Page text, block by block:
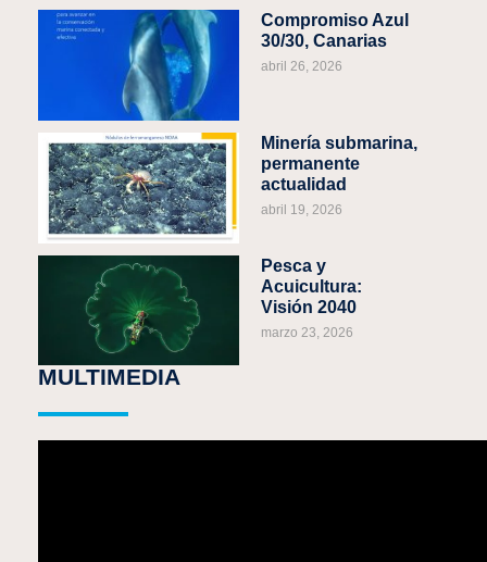
Compromiso Azul
30/30, Canarias
abril 26, 2026
Minería submarina,
permanente
actualidad
abril 19, 2026
Pesca y
Acuicultura:
Visión 2040
marzo 23, 2026
MULTIMEDIA